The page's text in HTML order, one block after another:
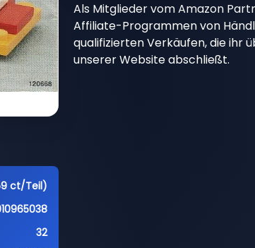
ct/Teil)
32
Als Mitglieder vom Amazon
Affiliate-Programmen von
qualifizierten Verkäufen, die ihr
unserer Website abschließt.